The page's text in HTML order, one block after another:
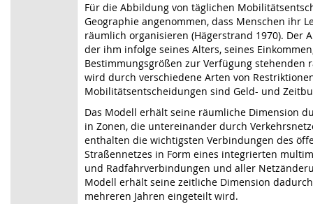
Für die Abbildung von täglichen
Geographie angenommen, dass Menschen ihr
räumlich organisieren (Hägerstrand 1970). Der
der ihm infolge seines Alters, seines
Bestimmungsgrößen zur Verfügung stehenden
wird durch verschiedene Arten von
Mobilitätsentscheidungen sind Geld- und
Das Modell erhält seine räumliche Dimension
in Zonen, die untereinander durch
enthalten die wichtigsten Verbindungen des
Straßennetzes in Form eines integrierten
und Radfahrverbindungen und aller
Modell erhält seine zeitliche Dimension
mehreren Jahren eingeteilt wird.